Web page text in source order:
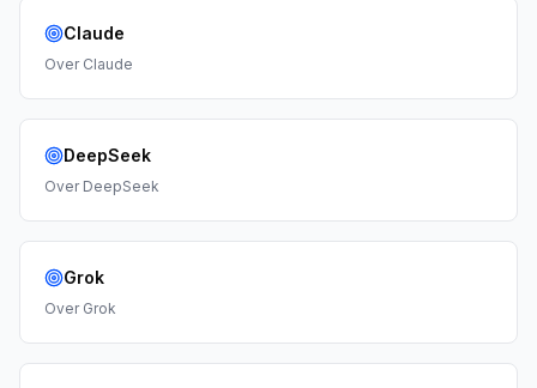
Claude
Over Claude
DeepSeek
Over DeepSeek
Grok
Over Grok